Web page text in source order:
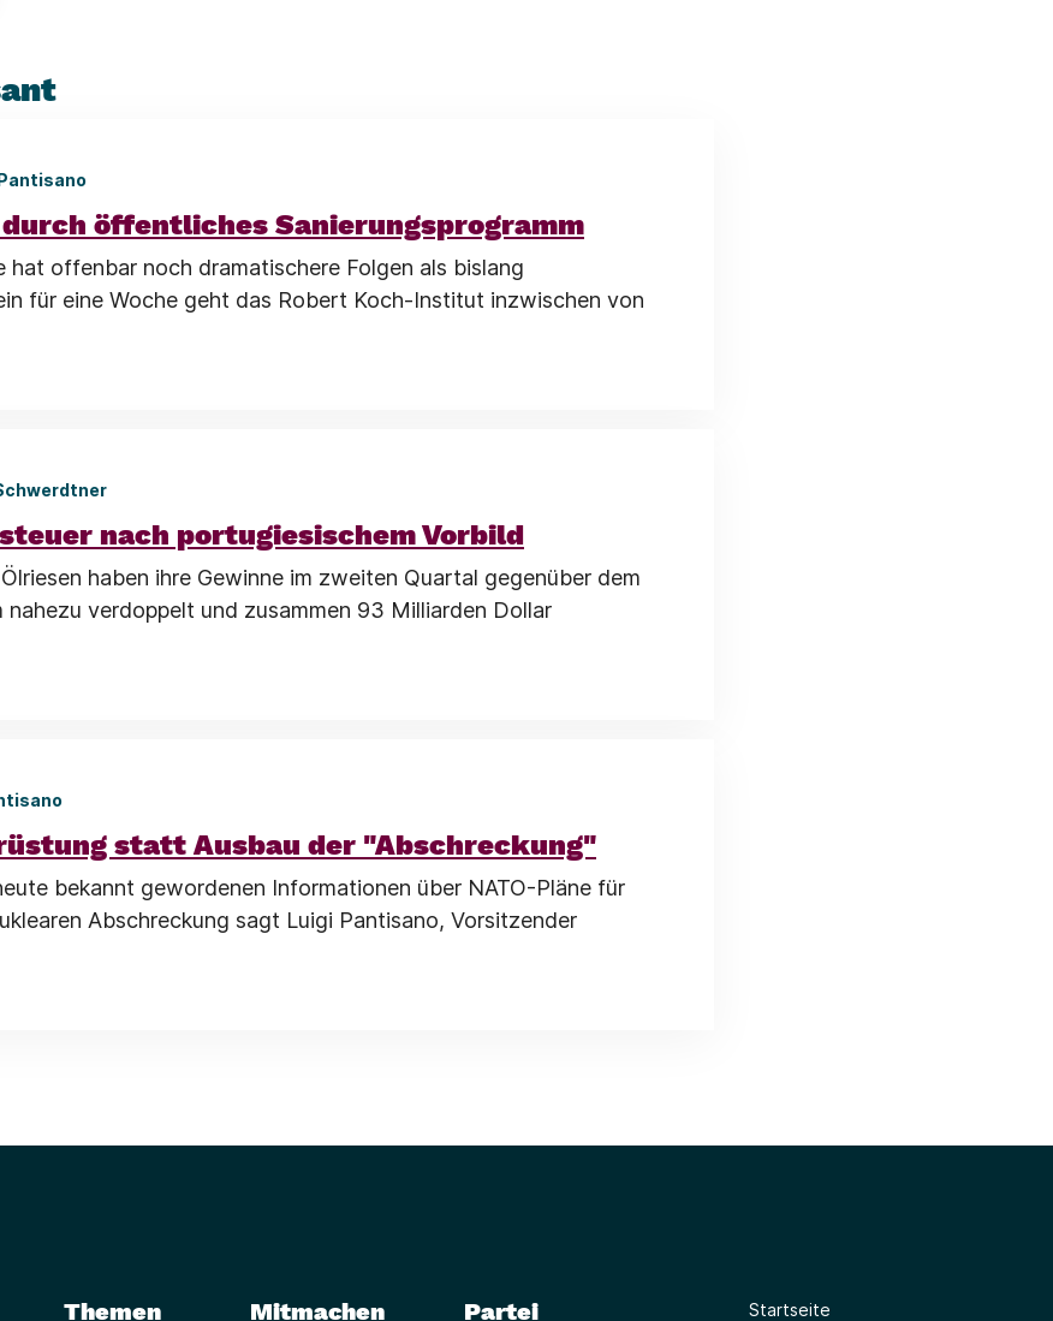
öffentliches Sanierungsprogramm
hat offenbar noch dramatischere Folgen als bislang
für eine Woche geht das Robert Koch-Institut inzwischen von
nach portugiesischem Vorbild
haben ihre Gewinne im zweiten Quartal gegenüber dem
nahezu verdoppelt und zusammen 93 Milliarden Dollar
statt Ausbau der "Abschreckung"
bekannt gewordenen Informationen über NATO-Pläne für
Abschreckung sagt Luigi Pantisano, Vorsitzender
Themen Mitmachen Partei Startseite